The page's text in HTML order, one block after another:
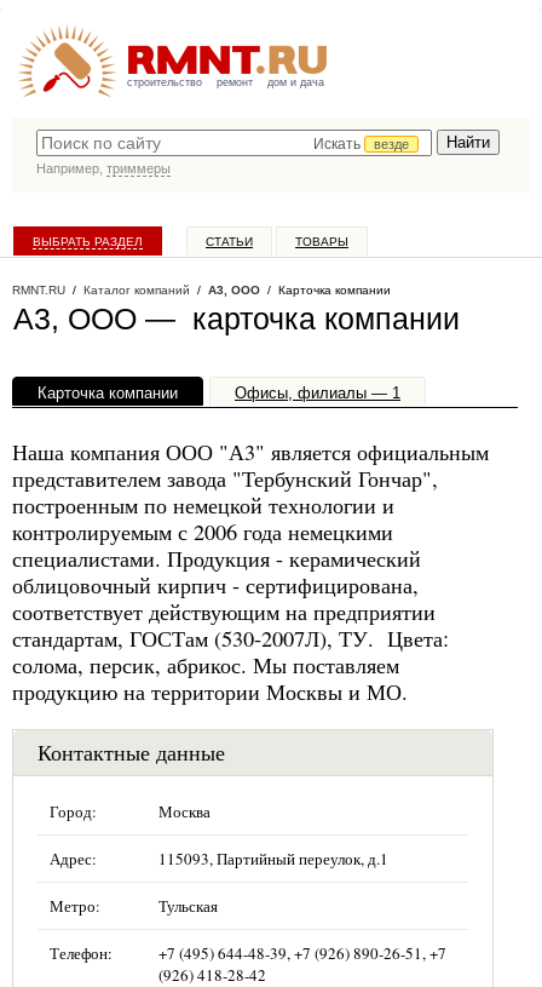
строительство ремонт дом и дача
Искать
везде
Например, триммеры
ВЫБРАТЬ РАЗДЕЛ СТАТЬИ ТОВАРЫ
RMNT.RU / Каталог компаний / А3, ООО / Карточка компании
А3, ООО — карточка компании
Карточка компании Офисы, филиалы — 1
Наша компания ООО "А3" является официальным
представителем завода "Тербунский Гончар",
построенным по немецкой технологии и
контролируемым с 2006 года немецкими
специалистами. Продукция - керамический
облицовочный кирпич - сертифицирована,
соответствует действующим на предприятии
стандартам, ГОСТам (530-2007Л), ТУ. Цвета:
солома, персик, абрикос. Мы поставляем
продукцию на территории Москвы и МО.
Контактные данные
Город: Москва
Адрес: 115093, Партийный переулок, д.1
Метро: Тульская
Телефон:
+7 (495) 644-48-39, +7 (926) 890-26-51, +7
(926) 418-28-42